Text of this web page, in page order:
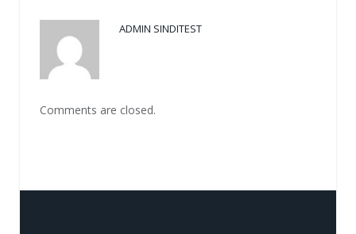
ADMIN SINDITEST
Comments are closed.